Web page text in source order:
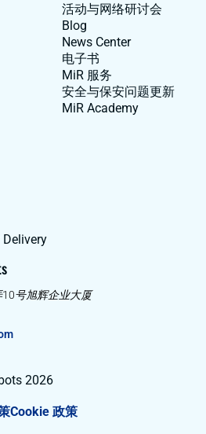
活动与网络研讨会
Blog
News Center
电子书
MiR 服务
安全与保安问题更新
MiR Academy
Delivery
10号旭辉企业大厦
2026
Cookie 政策